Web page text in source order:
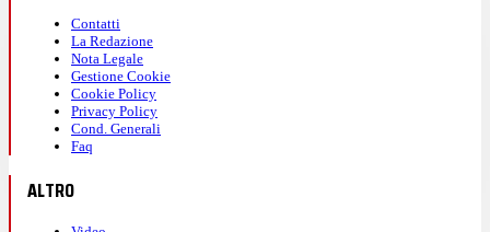
Contatti
La Redazione
Nota Legale
Gestione Cookie
Cookie Policy
Privacy Policy
Cond. Generali
Faq
ALTRO